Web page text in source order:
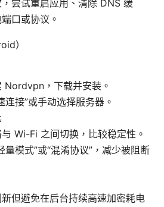
尝试重启应用、清除 DNS 缓
口或协议。
）
Nordvpn，下载并安装。
连接”或手动选择服务器。
Wi-Fi 之间切换，比较稳定性。
量模式”或“混淆协议”，减少被阻断
但避免在后台持续高速加密耗电